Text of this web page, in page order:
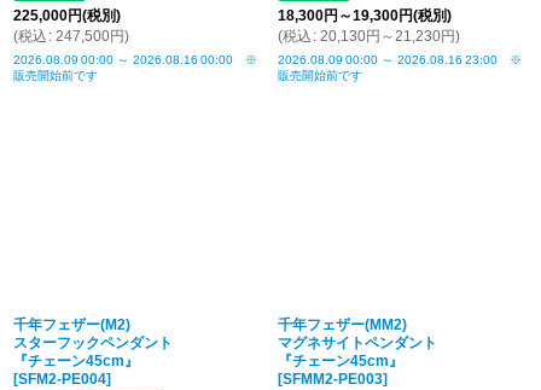
225,000円(税別)
(税込 : 247,500円)
2026.08.09 00:00 ～ 2026.08.16 00:00 ※
販売開始前です
18,300円 ～19,300円(税別)
(税込 : 20,130円 ～21,230円)
2026.08.09 00:00 ～ 2026.08.16 23:00 ※
販売開始前です
千年フェザー(M2)
スターフックペンダント
『チェーン45cm』
[SFM2-PE004]
千年フェザー(MM2)
マグネサイトペンダント
『チェーン45cm』
[SFMM2-PE003]